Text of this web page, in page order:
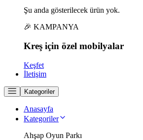
Şu anda gösterilecek ürün yok.
🎉 KAMPANYA
Kreş için özel mobilyalar
Keşfet
İletişim
Kategoriler
Anasayfa
Kategoriler
Ahşap Oyun Parkı